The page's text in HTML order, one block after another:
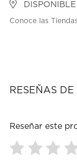
Conoce las
RESEÑAS
Reseñar este